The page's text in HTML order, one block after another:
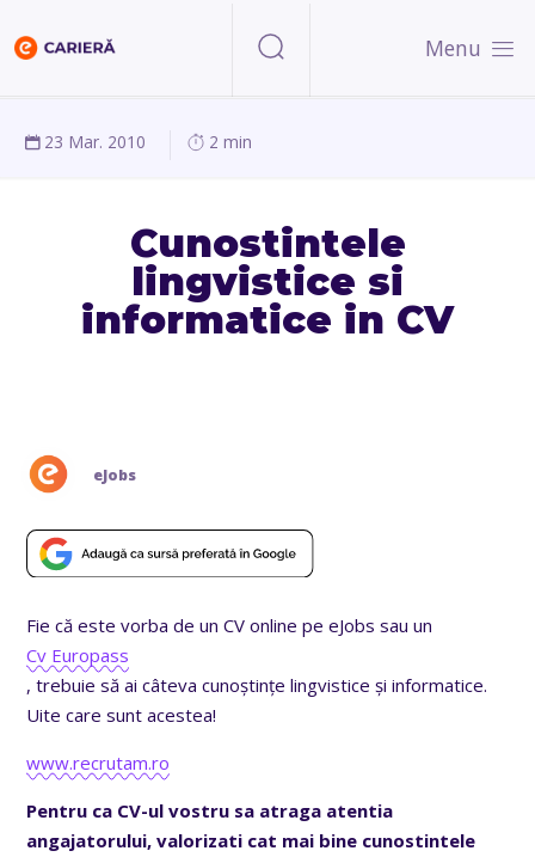
Menu
23 Mar. 2010 2 min
Cunostintele
lingvistice si
informatice in CV
eJobs
Fie că este vorba de un CV online pe eJobs sau un
Cv Europass
, trebuie să ai câteva cunoștințe lingvistice și informatice.
Uite care sunt acestea!
www.recrutam.ro
Pentru ca CV-ul vostru sa atraga atentia
angajatorului, valorizati cat mai bine cunostintele